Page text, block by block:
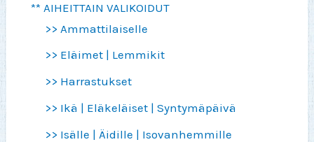
** AIHEITTAIN VALIKOIDUT
>> Ammattilaiselle
>> Eläimet | Lemmikit
>> Harrastukset
>> Ikä | Eläkeläiset | Syntymäpäivä
>> Isälle | Äidille | Isovanhemmille